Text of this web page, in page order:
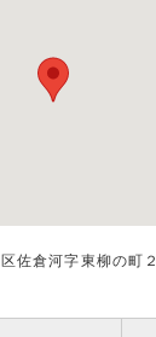
佐倉河字東柳の町２